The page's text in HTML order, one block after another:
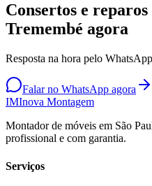
Consertos e
Tremembé agora
Resposta na hora pelo
Falar no WhatsApp agora
IMInova Montagem
Montador de móveis em São
profissional e com garantia.
Serviços